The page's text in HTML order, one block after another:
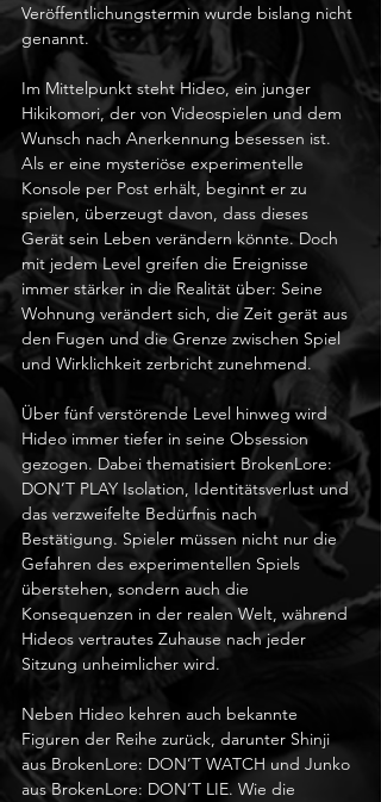
Veröffentlichungstermin wurde bislang nicht
genannt.
Im Mittelpunkt steht Hideo, ein junger
Hikikomori, der von Videospielen und dem
Wunsch nach Anerkennung besessen ist.
Als er eine mysteriöse experimentelle
Konsole per Post erhält, beginnt er zu
spielen, überzeugt davon, dass dieses
Gerät sein Leben verändern könnte. Doch
mit jedem Level greifen die Ereignisse
immer stärker in die Realität über: Seine
Wohnung verändert sich, die Zeit gerät aus
den Fugen und die Grenze zwischen Spiel
und Wirklichkeit zerbricht zunehmend.
Über fünf verstörende Level hinweg wird
Hideo immer tiefer in seine Obsession
gezogen. Dabei thematisiert BrokenLore:
DON’T PLAY Isolation, Identitätsverlust und
das verzweifelte Bedürfnis nach
Bestätigung. Spieler müssen nicht nur die
Gefahren des experimentellen Spiels
überstehen, sondern auch die
Konsequenzen in der realen Welt, während
Hideos vertrautes Zuhause nach jeder
Sitzung unheimlicher wird.
Neben Hideo kehren auch bekannte
Figuren der Reihe zurück, darunter Shinji
aus BrokenLore: DON’T WATCH und Junko
aus BrokenLore: DON’T LIE. Wie die